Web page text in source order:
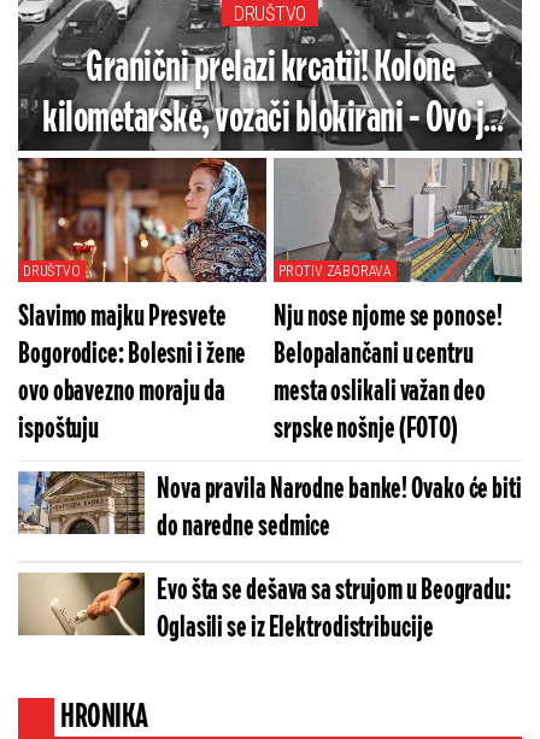
DRUŠTVO
Granični prelazi krcatii! Kolone
kilometarske, vozači blokirani - Ovo je
najnovije stanje (FOTO)
DRUŠTVO
Slavimo majku Presvete
Bogorodice: Bolesni i žene
ovo obavezno moraju da
ispoštuju
PROTIV ZABORAVA
Nju nose njome se ponose!
Belopalančani u centru
mesta oslikali važan deo
srpske nošnje (FOTO)
Nova pravila Narodne banke! Ovako će biti
do naredne sedmice
Evo šta se dešava sa strujom u Beogradu:
Oglasili se iz Elektrodistribucije
HRONIKA